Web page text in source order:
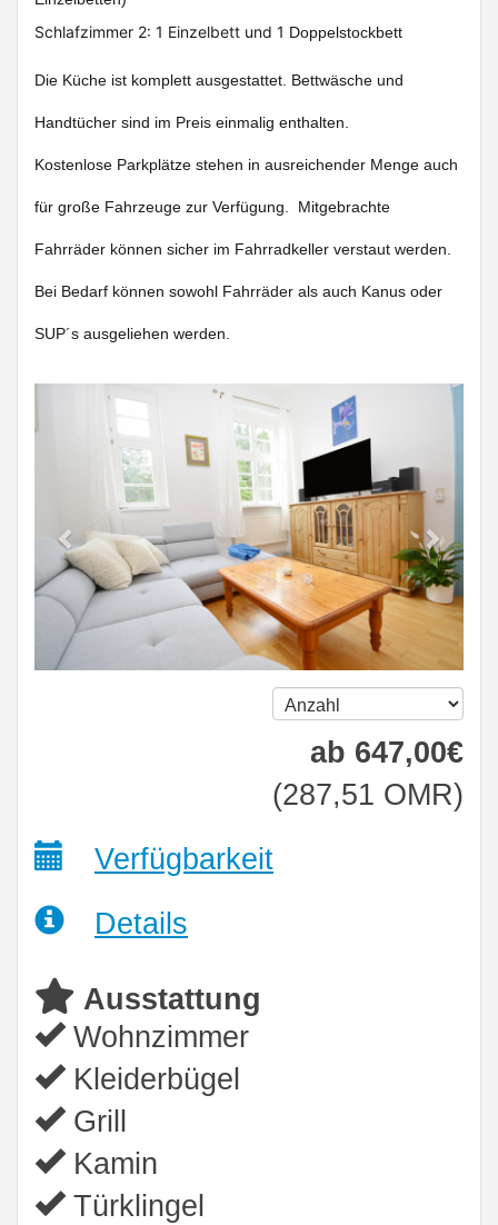
Schlafzimmer 2: 1 Einzelbett und 1 Doppelstockbett
Die Küche ist komplett ausgestattet. Bettwäsche und
Handtücher sind im Preis einmalig enthalten.
Kostenlose Parkplätze stehen in ausreichender Menge auch
für große Fahrzeuge zur Verfügung. Mitgebrachte
Fahrräder können sicher im Fahrradkeller verstaut werden.
Bei Bedarf können sowohl Fahrräder als auch Kanus oder
SUP´s ausgeliehen werden.
Previous Next
ab 647,00€
(287,51 OMR)
Verfügbarkeit
Details
Ausstattung
Wohnzimmer
Kleiderbügel
Grill
Kamin
Türklingel